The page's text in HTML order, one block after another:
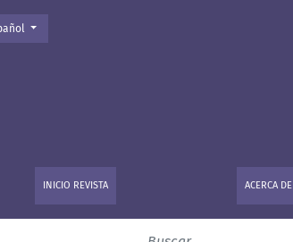
Ciencias Sociales y Humanidades
INICIO REVISTA ACERCA DE
el idioma. El actual es: